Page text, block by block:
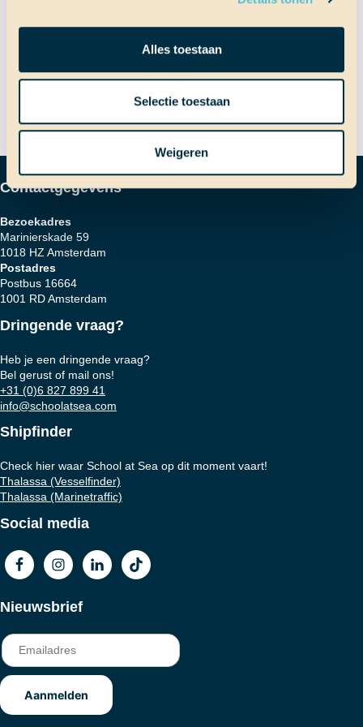
Alles toestaan
Selectie toestaan
Weigeren
Bericht
navigatie
Op een onbewoond eiland!
De laatste dag van de survival
Contactgegevens
Bezoekadres
Marinierskade 59
1018 HZ Amsterdam
Postadres
Postbus 16664
1001 RD Amsterdam
Dringende vraag?
Heb je een dringende vraag?
Bel gerust of mail ons!
+31 (0)6 827 899 41
info@schoolatsea.com
Shipfinder
Check hier waar School at Sea op dit moment vaart!
Thalassa (Vesselfinder)
Thalassa (Marinetraffic)
Social media
Nieuwsbrief